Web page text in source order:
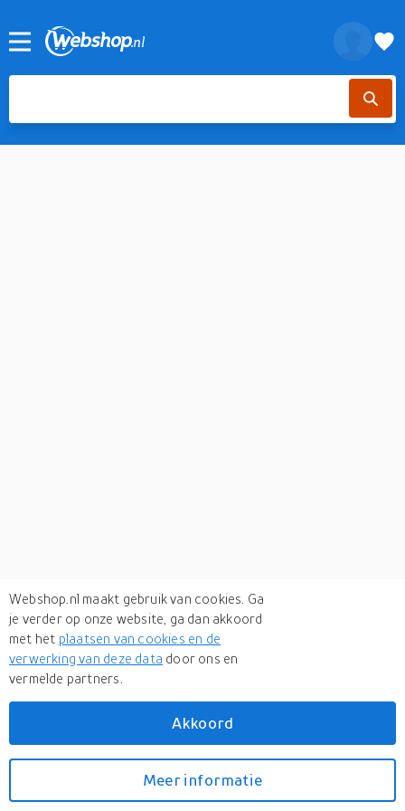
gerelateerde categorieën
Schoenen
Webshop.nl maakt gebruik van cookies. Ga
je verder op onze website, ga dan akkoord
met het plaatsen van cookies en de
verwerking van deze data door ons en
vermelde partners.
Akkoord
Meer informatie